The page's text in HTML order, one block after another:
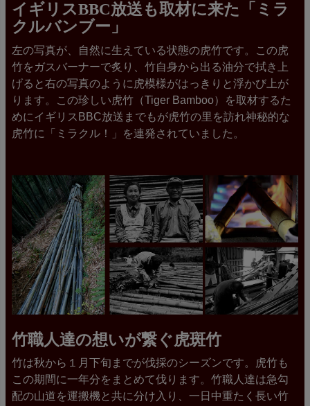
イギリスBBC放送も取材に来た「ミラ
クルバンブー」
左の写真が、自然に生えている状態の虎竹です。この虎
竹をガスバーナーで炙り、竹自身から出る油分で拭き上
げると右の写真のように虎模様がはっきりと浮かび上が
ります。この珍しい虎竹（Tiger Bamboo）を取材するた
めにイギリスBBC放送までもが虎竹の里を訪れ神秘的な
虎竹に「ミラクル！」を連発されていました。
竹職人達の想いが繋ぐ虎斑竹
竹は秋から１月下旬までが伐採のシーズンです。虎竹も
この期間に一年分をまとめて伐ります。竹職人達は急勾
配の山道を運搬機と共に分け入り、一日中重たく長い竹